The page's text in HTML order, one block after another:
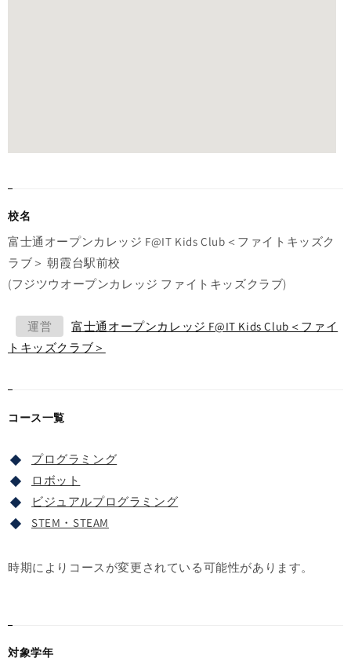
校名
富士通オープンカレッジ F@IT Kids Club＜ファイトキッズク
ラブ＞ 朝霞台駅前校
(フジツウオープンカレッジ ファイトキッズクラブ)
運営
富士通オープンカレッジ F@IT Kids Club＜ファイ
トキッズクラブ＞
コース一覧
プログラミング
ロボット
ビジュアルプログラミング
STEM・STEAM
時期によりコースが変更されている可能性があります。
対象学年